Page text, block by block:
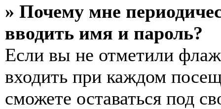
» Почему мне
вводить имя и пароль?
Если вы не отметили
входить при каждом
сможете оставаться под